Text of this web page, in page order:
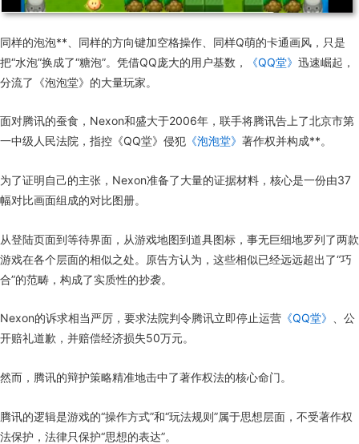
同样的泡泡**、同样的方向键加空格操作、同样Q萌的卡通画风，只是
把“水泡”换成了“糖泡”。凭借QQ庞大的用户基数，
《QQ堂》 迅速崛起，
分流了《泡泡堂》的大量玩家。
面对腾讯的蚕食，Nexon和盛大于2006年，联手将腾讯告上了北京市第
一中级人民法院，指控《QQ堂》侵犯 《泡泡堂》 著作权并构成**。
为了证明自己的主张，Nexon准备了大量的证据材料，核心是一份由37
幅对比画面组成的对比图册。
从登陆页面到等待界面，从游戏地图到道具图标，事无巨细地罗列了两款
游戏在各个层面的相似之处。原告方认为，这些相似已经远远超出了“巧
合”的范畴，构成了实质性的抄袭。
Nexon的诉求相当严厉，要求法院判令腾讯立即停止运营 《QQ堂》 、公
开赔礼道歉，并赔偿经济损失50万元。
然而，腾讯的辩护策略精准地击中了著作权法的核心命门。
腾讯的逻辑是游戏的“操作方式”和“玩法规则”属于思想层面，不受著作权
法保护，法律只保护“思想的表达”。